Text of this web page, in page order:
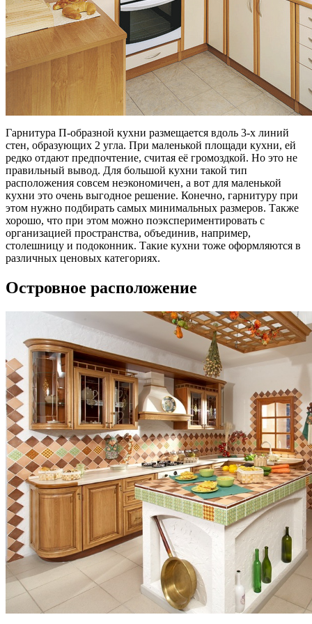
Гарнитура П-образной кухни размещается вдоль 3-х линий
стен, образующих 2 угла. При маленькой площади кухни, ей
редко отдают предпочтение, считая её громоздкой. Но это не
правильный вывод. Для большой кухни такой тип
расположения совсем неэкономичен, а вот для маленькой
кухни это очень выгодное решение. Конечно, гарнитуру при
этом нужно подбирать самых минимальных размеров. Также
хорошо, что при этом можно поэкспериментировать с
организацией пространства, объединив, например,
столешницу и подоконник. Такие кухни тоже оформляются в
различных ценовых категориях.
Островное расположение